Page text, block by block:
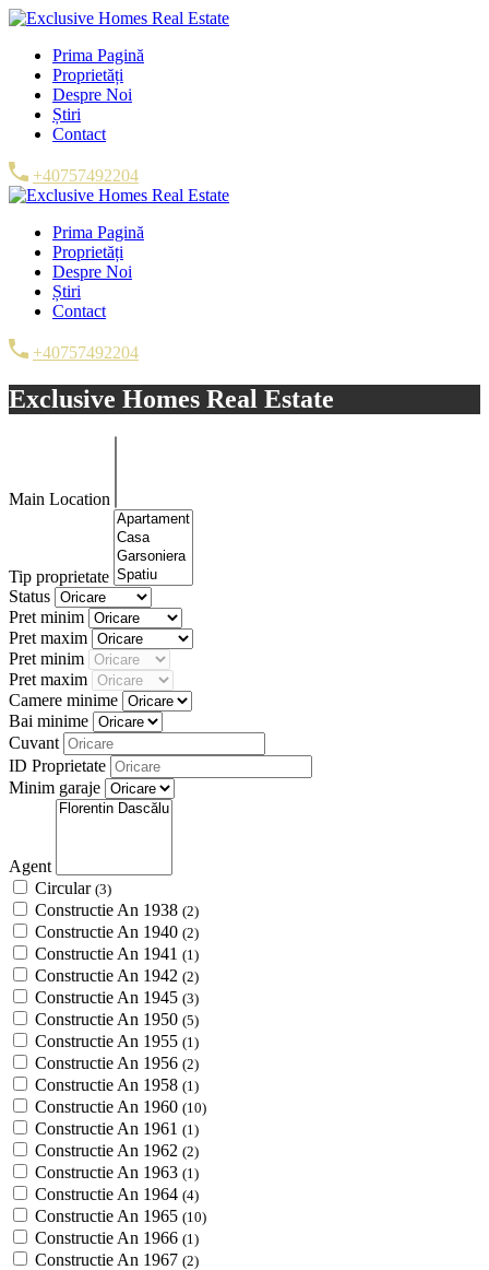
Prima Pagină
Proprietăți
Despre Noi
Știri
Contact
+40757492204
Prima Pagină
Proprietăți
Despre Noi
Știri
Contact
+40757492204
Exclusive Homes Real Estate
Main Location
Tip proprietate
Status
Pret minim
Pret maxim
Pret minim
Pret maxim
Camere minime
Bai minime
Cuvant
ID Proprietate
Minim garaje
Agent
Circular (3)
Constructie An 1938 (2)
Constructie An 1940 (2)
Constructie An 1941 (1)
Constructie An 1942 (2)
Constructie An 1945 (3)
Constructie An 1950 (5)
Constructie An 1955 (1)
Constructie An 1956 (2)
Constructie An 1958 (1)
Constructie An 1960 (10)
Constructie An 1961 (1)
Constructie An 1962 (2)
Constructie An 1963 (1)
Constructie An 1964 (4)
Constructie An 1965 (10)
Constructie An 1966 (1)
Constructie An 1967 (2)